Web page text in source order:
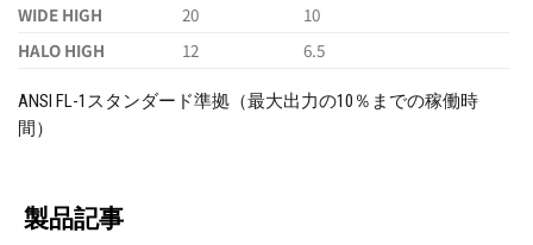
WIDE HIGH
20
10
HALO HIGH
12 6.5
ANSI FL-1スタンダード準拠（最大出力の10％までの稼働時
間）
製品記事